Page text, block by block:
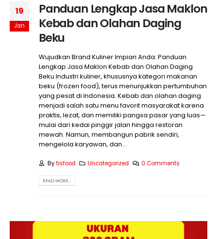
19
Jan
Panduan Lengkap Jasa Maklon
Kebab dan Olahan Daging
Beku
Wujudkan Brand Kuliner Impian Anda: Panduan
Lengkap Jasa Maklon Kebab dan Olahan Daging
Beku Industri kuliner, khususnya kategori makanan
beku (frozen food), terus menunjukkan pertumbuhan
yang pesat di Indonesia. Kebab dan olahan daging
menjadi salah satu menu favorit masyarakat karena
praktis, lezat, dan memiliki pangsa pasar yang luas—
mulai dari kedai pinggir jalan hingga restoran
mewah. Namun, membangun pabrik sendiri,
mengelola karyawan, dan...
Bytisfood Uncategorized 0 Comments
READ MORE...